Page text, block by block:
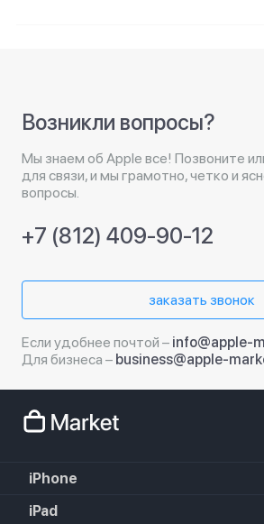
Возникли вопросы?
Мы знаем об Apple все! Позвоните
для связи, и мы грамотно, четко и
вопросы.
+7 (812) 409-90-12
заказать звонок
Если удобнее почтой – info@apple-
Для бизнеса – business@apple-
iPhone
iPhone 17e
iPad